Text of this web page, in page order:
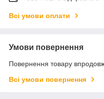
Всі умови оплати
Умови повернення
Повернення товару
Всі умови повернення